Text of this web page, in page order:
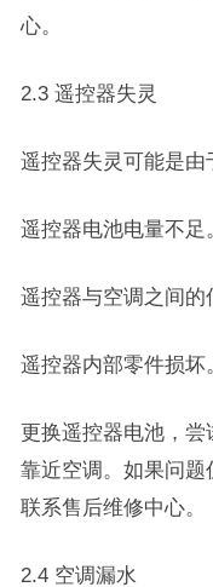
心。
2.3 遥控器失灵
遥控器失灵可能是由
遥控器电池电量不足
遥控器与空调之间的
遥控器内部零件损坏
更换遥控器电池，
靠近空调。如果问
联系售后维修中心。
2.4 空调漏水